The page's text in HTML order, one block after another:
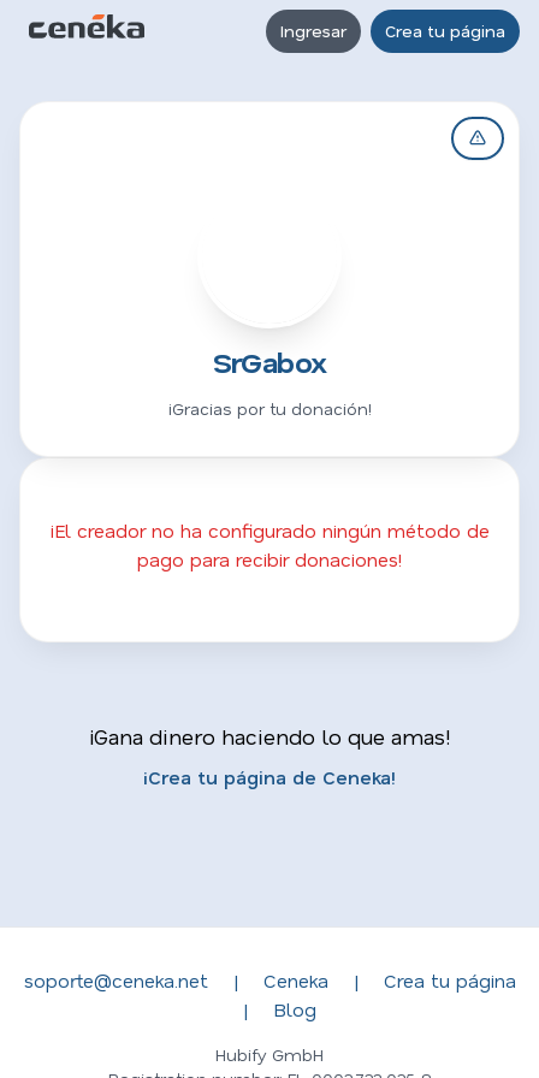
Ingresar Crea tu página
SrGabox
¡Gracias por tu donación!
¡El creador no ha configurado ningún método de
pago para recibir donaciones!
¡Gana dinero haciendo lo que amas!
¡Crea tu página de Ceneka!
soporte@ceneka.net | Ceneka |
Crea tu página
|
Blog
Hubify GmbH